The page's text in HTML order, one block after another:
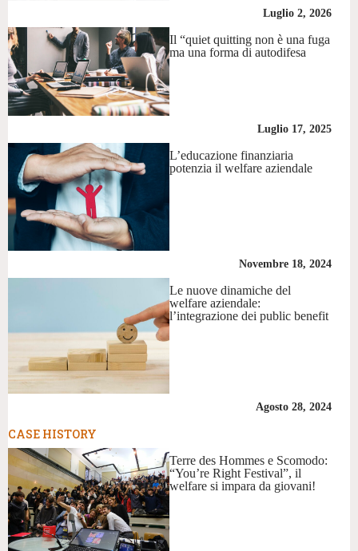
Luglio 2, 2026
Il “quiet quitting non è una fuga
ma una forma di autodifesa
Luglio 17, 2025
L’educazione finanziaria
potenzia il welfare aziendale
Novembre 18, 2024
Le nuove dinamiche del
welfare aziendale:
l’integrazione dei public benefit
Agosto 28, 2024
CASE HISTORY
Terre des Hommes e Scomodo:
“You’re Right Festival”, il
welfare si impara da giovani!